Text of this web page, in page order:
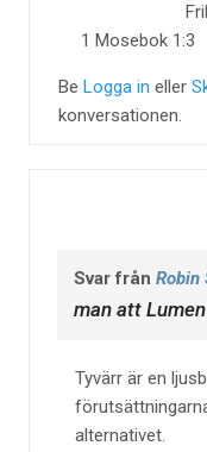
1 Mosebok 1:3
Be Logga in eller
konversationen.
Svar från Robin
man att
Tyvärr är en
alternativet.